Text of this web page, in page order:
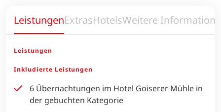
LeistungenExtrasHotelsWeitere
Leistungen
Inkludierte Leistungen
6 Übernachtungen im Hotel Goiserer Mühle in
der gebuchten Kategorie